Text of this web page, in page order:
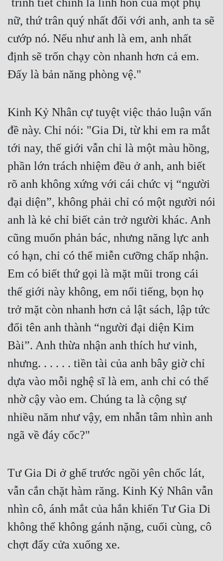
Đẹp
Đẹp Hiệp
Sát Phạt Quyết Đoán
Vô Sỉ
Điềm Đạm
`trinh tiết chính là linh hồn của một phụ
nữ, thứ trân quý nhất đối với anh, anh ta sẽ
cướp nó. Nếu như anh là em, anh nhất
định sẽ trốn chạy còn nhanh hơn cả em.
Đấy là bản năng phòng vệ."
Kinh Kỷ Nhân cự tuyệt việc thảo luận vấn
đề này. Chỉ nói: "Gia Di, từ khi em ra mắt
tới nay, thế giới vẫn chỉ là một màu hồng,
phần lớn trách nhiệm đều ở anh, anh biết
rõ anh không xứng với cái chức vị “người
đại diện”, không phải chỉ có một người nói
anh là kẻ chỉ biết cản trở người khác. Anh
cũng muốn phản bác, nhưng năng lực anh
có hạn, chỉ có thể miễn cưỡng chấp nhận.
Em có biết thứ gọi là mặt mũi trong cái
thế giới này không, em nổi tiếng, bọn họ
trở mặt còn nhanh hơn cả lật sách, lập tức
đổi tên anh thành “người đại diện Kim
Bài”. Anh thừa nhận anh thích hư vinh,
nhưng. . . . . . tiền tài của anh bây giờ chỉ
dựa vào mỗi nghệ sĩ là em, anh chỉ có thể
nhờ cậy vào em. Chúng ta là cộng sự
nhiều năm như vậy, em nhẫn tâm nhìn anh
ngã về đáy cốc?"
Tư Gia Di ở ghế trước ngồi yên chốc lát,
vẫn cắn chặt hàm răng. Kinh Kỷ Nhân vẫn
nhìn cô, ánh mắt của hắn khiến Tư Gia Di
không thể không gánh nặng, cuối cùng, cô
chợt đẩy cửa xuống xe.